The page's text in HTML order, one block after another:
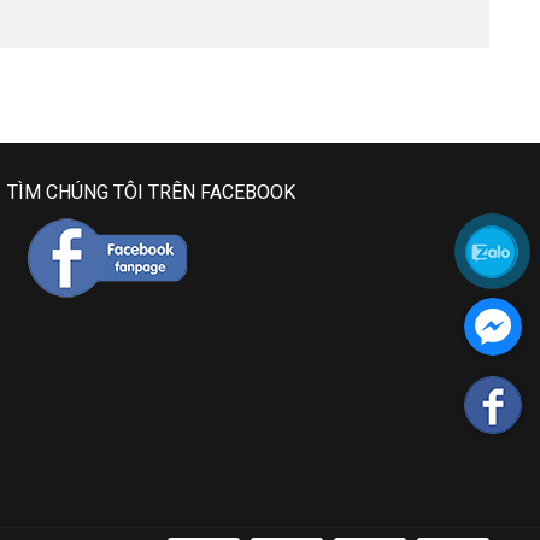
TÌM CHÚNG TÔI TRÊN FACEBOOK